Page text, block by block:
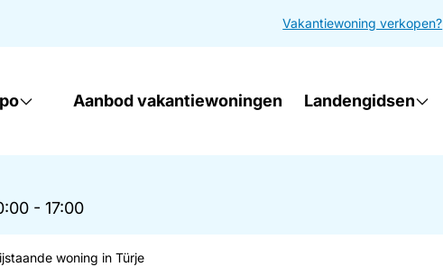
Vakantiewoning verkopen?
Aanbod vakantiewoningen Landengidsen
- 17:00
woning in Türje